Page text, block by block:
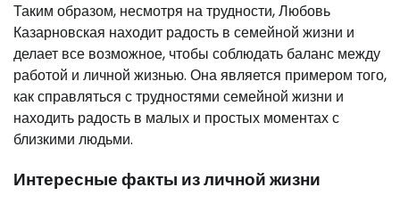
Таким образом, несмотря на трудности, Любовь
Казарновская находит радость в семейной жизни и
делает все возможное, чтобы соблюдать баланс между
работой и личной жизнью. Она является примером того,
как справляться с трудностями семейной жизни и
находить радость в малых и простых моментах с
близкими людьми.
Интересные факты из личной жизни